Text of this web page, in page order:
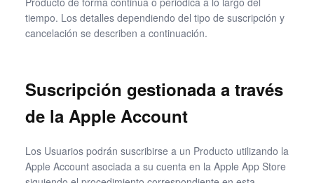
tiempo. Los detalles dependiendo del tipo de suscripción y
cancelación se describen a continuación.
Suscripción gestionada a través
de la Apple Account
Los Usuarios podrán suscribirse a un Producto utilizando la
Apple Account asociada a su cuenta en la Apple App Store